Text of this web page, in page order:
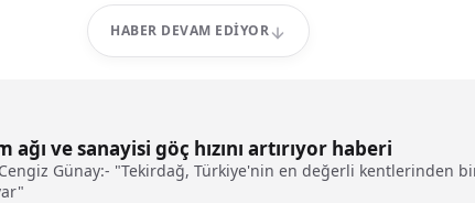
HABER DEVAM EDIYOR
ve sanayisi göç hızını artırıyor haberi
Günay:- "Tekirdağ, Türkiye'nin en değerli kentlerinden